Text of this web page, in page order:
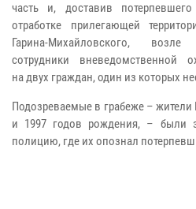
часть и, доставив
отработке прилегающей
Гарина-Михайловского,
сотрудники вневедомственной
на двух граждан, один из которых
Подозреваемые в грабеже – жители
и 1997 годов рождения, – были
полицию, где их опознал